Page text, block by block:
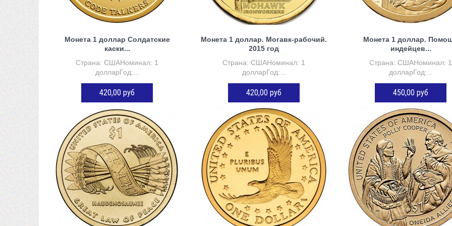
Монета 1 доллар Солдатские
каски...
Страна: СШАНоминал: 1
долларГод:...
420,00 руб
ДОБАВИТЬ В КОРЗИНУ
Монета 1 доллар. Могавк-рабочий.
2015 год
Страна: СШАНоминал: 1
долларГод:...
420,00 руб
ДОБАВИТЬ В КОРЗИНУ
Монета 1 доллар.
индейцев...
Страна: СШАНоминал: 1
долларГод:...
450,00 руб
ДОБАВИТЬ В КОРЗИНУ